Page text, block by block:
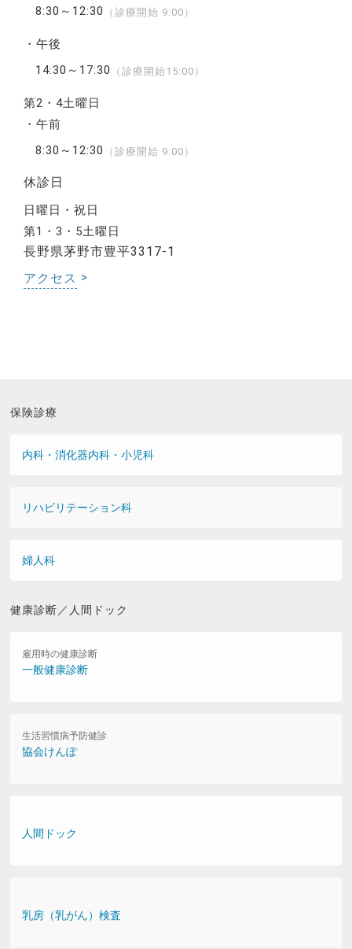
8:30～12:30
（診療開始 9:00）
午後
14:30～17:30
（診療開始15:00）
第2・4土曜日
午前
8:30～12:30
（診療開始 9:00）
休診日
日曜日・祝日
第1・3・5土曜日
長野県茅野市豊平3317-1
アクセス
保険診療
内科・消化器内科・小児科
リハビリテーション科
婦人科
健康診断／人間ドック
雇用時の健康診断
一般健康診断
生活習慣病予防健診
協会けんぽ
人間ドック
乳房（乳がん）検査